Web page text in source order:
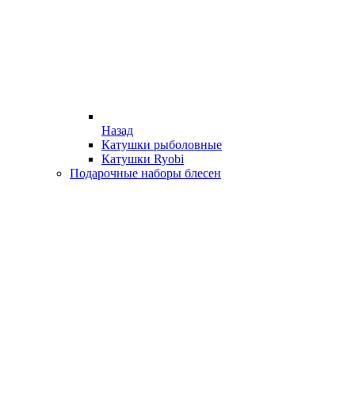
Назад
Катушки рыболовные
Катушки Ryobi
Подарочные наборы блесен